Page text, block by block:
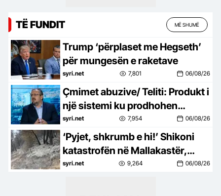
TË FUNDIT MË SHUMË
Trump ‘përplaset me Hegseth’
për mungesën e raketave
syri.net 7,801 06/08/26
Çmimet abuzive/ Teliti: Produkt i
një sistemi ku prodhohen
kriminelë në pushtet
syri.net 7,954 06/08/26
‘Pyjet, shkrumb e hi!’ Shikoni
katastrofën në Mallakastër,
Situata mbetet problematike,
syri.net 9,264 06/08/26